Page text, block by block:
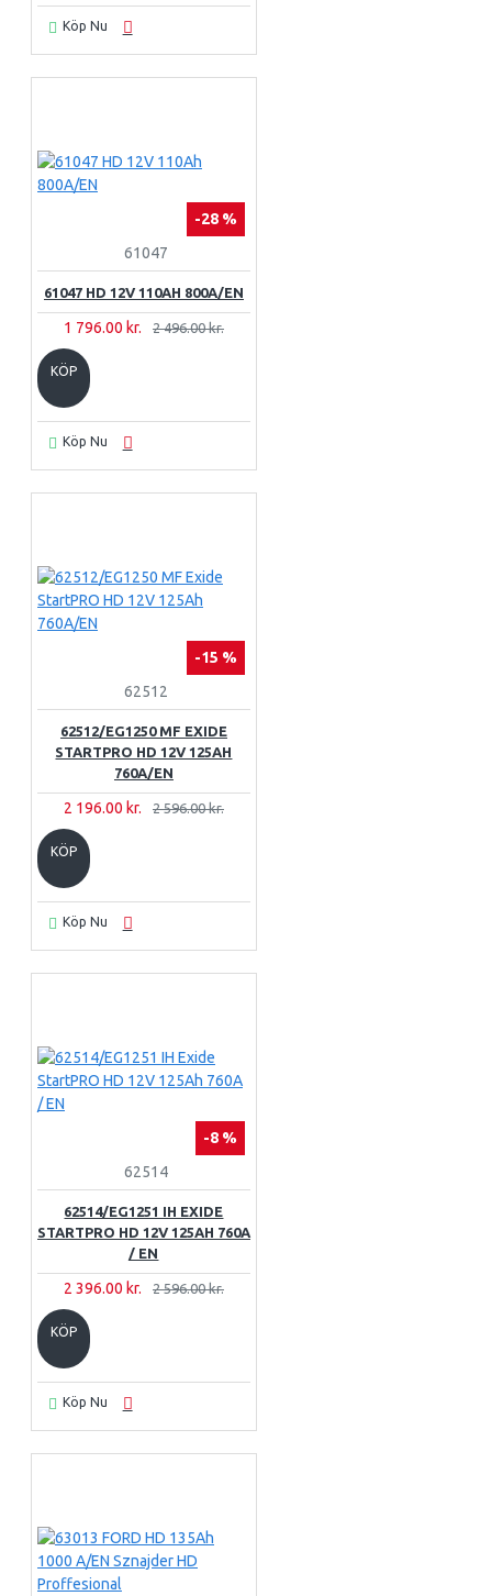
Köp Nu
-28 %
61047
61047 HD 12V 110AH 800A/EN
1 796.00 kr. 2 496.00 kr.
KÖP
Köp Nu
-15 %
62512
62512/EG1250 MF EXIDE
STARTPRO HD 12V 125AH
760A/EN
2 196.00 kr. 2 596.00 kr.
KÖP
Köp Nu
-8 %
62514
62514/EG1251 IH EXIDE
STARTPRO HD 12V 125AH 760A
/ EN
2 396.00 kr. 2 596.00 kr.
KÖP
Köp Nu